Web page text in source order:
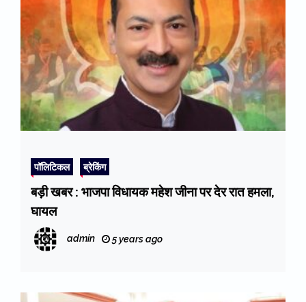
पॉलिटिकल ब्रेकिंग
बड़ी खबर : भाजपा विधायक महेश जीना पर देर रात हमला,
घायल
admin 5 years ago